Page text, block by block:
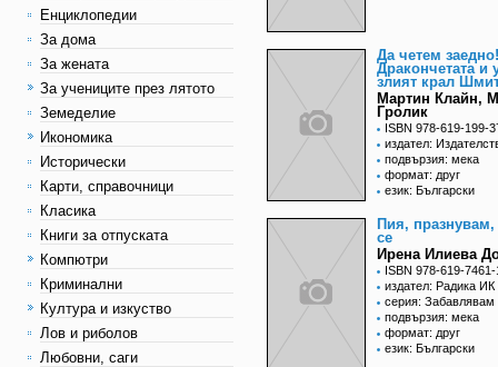
Енциклопедии
За дома
За жената
За учениците през лятото
Земеделие
Икономика
Исторически
Карти, справочници
Класика
Книги за отпуската
Компютри
Криминални
Култура и изкуство
Лов и риболов
Любовни, саги
Да четем заедно!
Дракончетата и
злият крал
Мартин Клайн,
Гролик
ISBN 978-619-199-
издател:
подвързия: мека
формат: друг
език: Български
Пия, празнувам,
се
Ирена Илиева
ISBN 978-619-
издател: Радика ИК
серия: Забавлявам
подвързия: мека
формат: друг
език: Български